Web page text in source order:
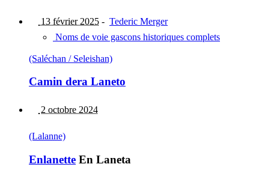
13 février 2025 - Tederic Merger
Noms de voie gascons historiques complets
(Saléchan / Seleishan)
Camin dera Laneto
2 octobre 2024
(Lalanne)
Enlanette En Laneta